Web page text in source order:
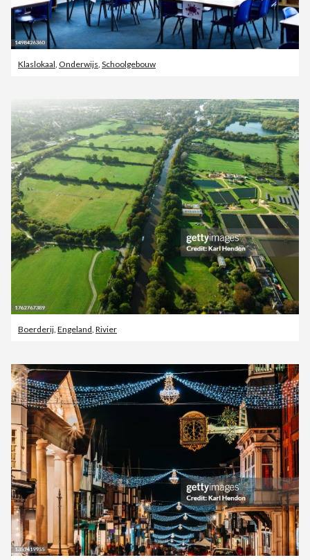
Klaslokaal Onderwijs Schoolgebouw
Boerderij, Engeland, Rivier